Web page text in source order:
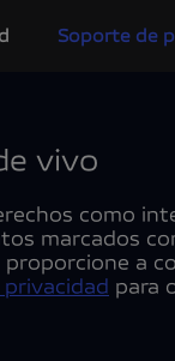
Soporte de
vivo
como
marcados
a
privacidad para